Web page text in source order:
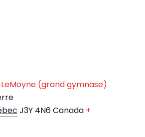
(grand gymnase)
J3Y 4N6Canada +